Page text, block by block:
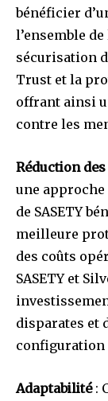
bénéficier
l’ensemble
sécurisation
Trust et la
offrant ainsi
contre les
Réduction
une
de SASETY
meilleure
des coûts
SASETY et
disparates et
configuration
Adaptabilité :